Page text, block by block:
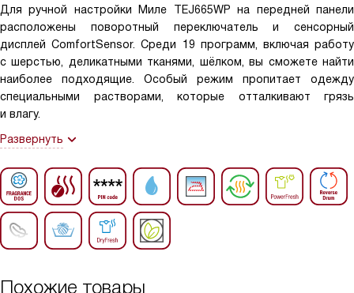
Для ручной настройки Миле TEJ665WP на передней панели
расположены поворотный переключатель и сенсорный
дисплей ComfortSensor. Среди 19 программ, включая работу
с шерстью, деликатными тканями, шёлком, вы сможете найти
наиболее подходящие. Особый режим пропитает одежду
специальными растворами, которые отталкивают грязь
и влагу.
Развернуть
Похожие товары